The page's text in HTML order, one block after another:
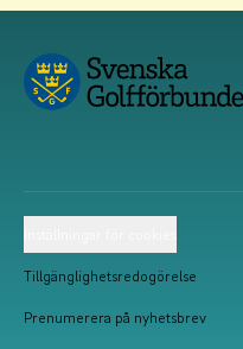
Tillgänglighetsredogörelse
Prenumerera på nyhetsbrev